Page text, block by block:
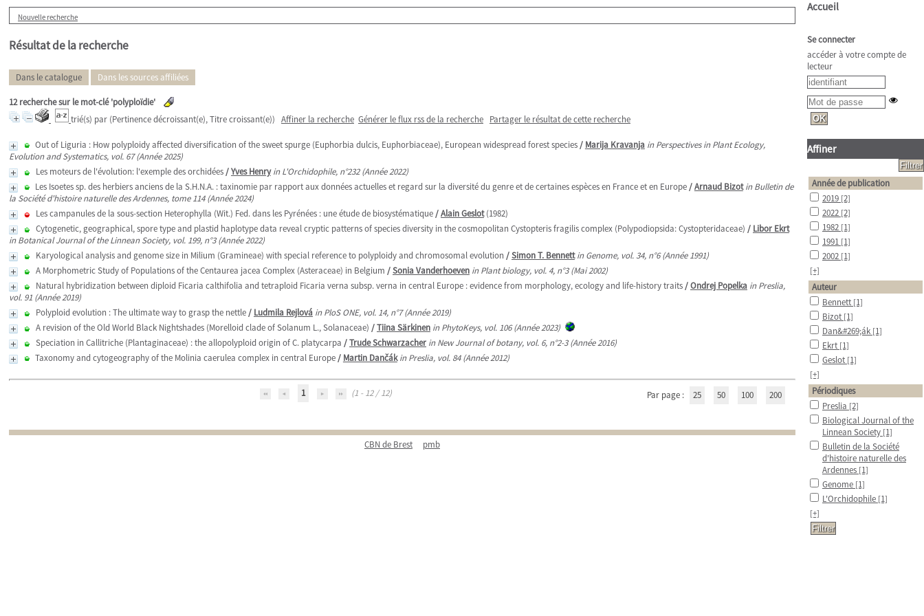
Nouvelle recherche
Résultat de la recherche
Dans le catalogue Dans les sources affiliées
12recherche sur le mot-clé'polyploïdie'
trié(s) par (Pertinence décroissant(e), Titre croissant(e)) Affiner la recherche Générer le flux rss de la recherche Partager le résultat de cette recherche
Out of Liguria : How polyploidy affected diversification of the sweet spurge (Euphorbia dulcis, Euphorbiaceae), European widespread forest species/ Marija Kravanja in Perspectives in Plant Ecology,
Evolution and Systematics, vol. 67 (Année 2025)
Les moteurs de l'évolution: l'exemple des orchidées/Yves Henry in L'Orchidophile, n°232 (Année 2022)
Les Isoetes sp. des herbiers anciens de la S.H.N.A. : taxinomie par rapport aux données actuelles et regard sur la diversité du genre et de certaines espèces en France et en Europe/Arnaud Bizot in Bulletin de
la Société d'histoire naturelle des Ardennes, tome 114 (Année 2024)
Les campanules de la sous-section Heterophylla (Wit.) Fed. dans les Pyrénées : une étude de biosystématique/Alain Geslot(1982)
Cytogenetic, geographical, spore type and plastid haplotype data reveal cryptic patterns of species diversity in the cosmopolitan Cystopteris fragilis complex (Polypodiopsida: Cystopteridaceae) / Libor Ekrt
in Botanical Journal of the Linnean Society, vol. 199, n°3 (Année 2022)
Karyological analysis and genome size in Milium (Gramineae) with special reference to polyploidy and chromosomal evolution /Simon T. Bennett in Genome, vol. 34, n°6 (Année 1991)
A Morphometric Study of Populations of the Centaurea jacea Complex (Asteraceae) in Belgium /Sonia Vanderhoeven in Plant biology, vol. 4, n°3 (Mai 2002)
Natural hybridization between diploid Ficaria calthifolia and tetraploid Ficaria verna subsp. verna in central Europe : evidence from morphology, ecology and life-history traits/Ondrej Popelka in Preslia,
vol. 91 (Année 2019)
Polyploid evolution : The ultimate way to grasp the nettle/ Ludmila Rejlová in PloS ONE, vol. 14, n°7 (Année 2019)
A revision of the Old World Black Nightshades (Morelloid clade of Solanum L., Solanaceae) /Tiina Särkinen in PhytoKeys, vol. 106 (Année 2023)
Speciation in Callitriche (Plantaginaceae) : the allopolyploid origin of C. platycarpa /Trude Schwarzacher in New Journal of botany, vol. 6, n°2-3 (Année 2016)
Taxonomy and cytogeography of the Molinia caerulea complex in central Europe/ Martin Dančák in Preslia, vol. 84 (Année 2012)
1 (1 - 12 / 12) Par page : 25 50 100 200
CBN de Brest pmb
Accueil
Se connecter
accéder à votre compte de
lecteur
Affiner
Année de publication
2019 [2]
2022 [2]
1982 [1]
1991 [1]
2002 [1]
[+]
Auteur
Bennett [1]
Bizot [1]
Dan&#269;ák [1]
Ekrt [1]
Geslot [1]
[+]
Périodiques
Preslia [2]
Biological Journal of the
Linnean Society [1]
Bulletin de la Société
d'histoire naturelle des
Ardennes [1]
Genome [1]
L'Orchidophile [1]
[+]